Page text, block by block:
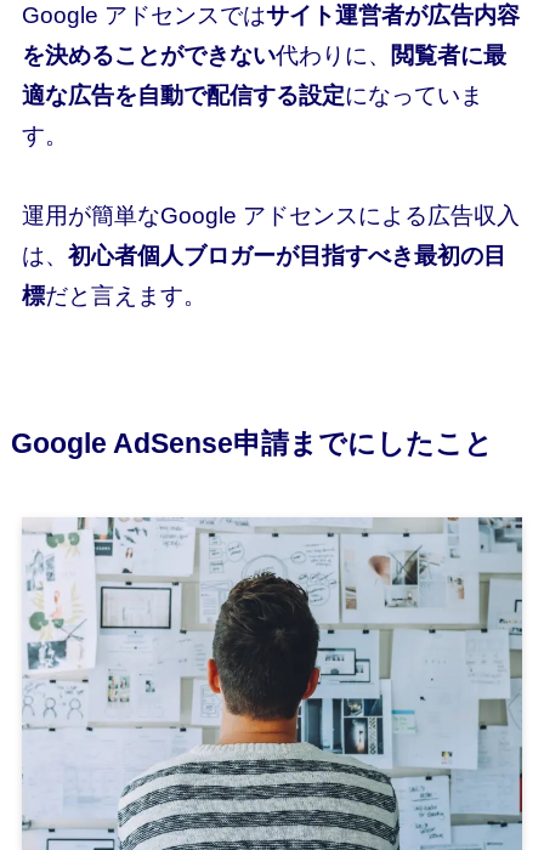
Google アドセンスではサイト運営者が広告内容
を決めることができない代わりに、 閲覧者に最
適な広告を自動で配信する設定になっていま
す。
運用が簡単なGoogle アドセンスによる広告収入
は、 初心者個人ブロガーが目指すべき最初の目
標だと言えます。
Google AdSense申請までにしたこと